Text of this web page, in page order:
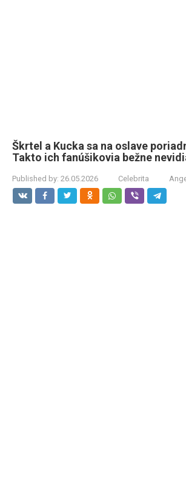
Škrtel a Kucka sa na oslave
Takto ich fanúšikovia bežne
Published by: 26.05.2026 Celebrita